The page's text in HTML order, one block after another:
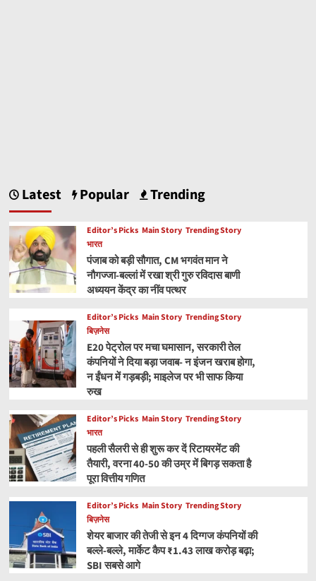
Latest Popular Trending
Editor’s Picks Main Story Trending Story
भारत
पंजाब को बड़ी सौगात, CM भगवंत मान ने
नौगज्जा-बल्लां में रखा श्री गुरु रविदास बाणी
अध्ययन केंद्र का नींव पत्थर
Editor’s Picks Main Story Trending Story
बिज़नेस
E20 पेट्रोल पर मचा घमासान, सरकारी तेल
कंपनियों ने दिया बड़ा जवाब- न इंजन खराब होगा,
न ईंधन में गड़बड़ी; माइलेज पर भी साफ किया
रुख
Editor’s Picks Main Story Trending Story
भारत
पहली सैलरी से ही शुरू कर दें रिटायरमेंट की
तैयारी, वरना 40-50 की उम्र में बिगड़ सकता है
पूरा वित्तीय गणित
Editor’s Picks Main Story Trending Story
बिज़नेस
शेयर बाजार की तेजी से इन 4 दिग्गज कंपनियों की
बल्ले-बल्ले, मार्केट कैप ₹1.43 लाख करोड़ बढ़ा;
SBI सबसे आगे